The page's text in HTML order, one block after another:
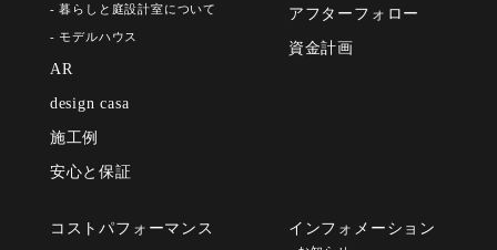
- 暮らしと庭設計室について
- モデルハウス
AR
design casa
施工例
安心と保証
アフターフォロー
資金計画
コストパフォーマンス インフォメーション